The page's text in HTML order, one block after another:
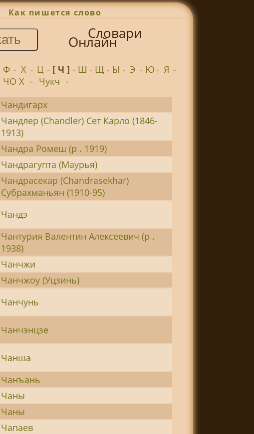
Как пишется слово
Словари
Онлайн
Ф - Х - Ц - [ Ч ]- Ш - Щ- Ы - Э - Ю- Я -
ЧО Х - Чукч -
Чандигарх
Чандлер (Chandler) Сет Карло (1846-
1913)
Чандра Ромеш (р . 1919)
Чандрагупта (Маурья)
Чандрасекар (Chandrasekhar)
Субрахманьян (1910-95)
Чандэ
Чантурия Валентин Алексеевич (р .
1938)
Чанчжи
Чанчжоу (Уцзинь)
Чанчунь
Чанчэнцзе
Чанша
Чанъань
Чаны
Чаны
Чапаев